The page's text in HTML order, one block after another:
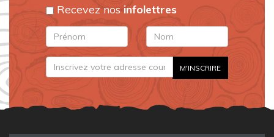
Recevez nosinfolettres